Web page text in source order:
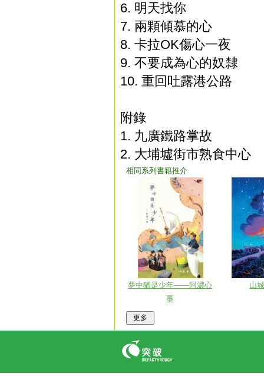
6. 明天找你
7. 兩顆傾慕的心
8. 卡拉OK傷心一夜
9. 不要成為心的奴隸
10. 重回吐露港公路
附錄
1. 九廣鐵路掌故
2. 大埔墟街市熟食中心
相同系列書籍推介
夢中猶是少年——阿濃心
事
山